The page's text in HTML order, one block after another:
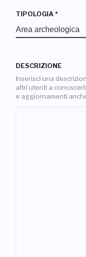
TIPOLOGIA *
DESCRIZIONE
Inserisci una
altri utenti a
e aggiornamenti